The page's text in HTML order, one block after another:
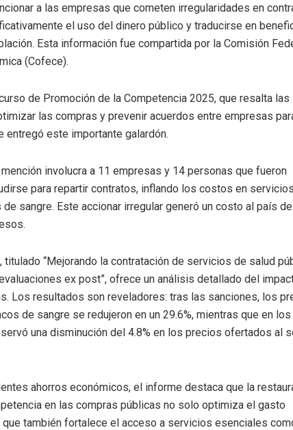
a las empresas que cometen irregularidades en
el uso del dinero público y traducirse en
Esta información fue compartida por la Comisión
(Cofece).
de Promoción de la Competencia 2025, que resalta
las compras y prevenir acuerdos entre empresas
entregó este importante galardón.
involucra a 11 empresas y 14 personas que fueron
para repartir contratos, inflando los costos en
sangre. Este accionar irregular generó un costo al país
titulado “Mejorando la contratación de servicios de salud
ex post”, ofrece un análisis detallado del
Los resultados son reveladores: tras las sanciones, los
de sangre se redujeron en un 29.6%, mientras que en
una disminución del 4.8% en los precios ofertados al
ahorros económicos, el informe destaca que la
en las compras públicas no solo optimiza el gasto
que también fortalece el acceso a servicios esenciales